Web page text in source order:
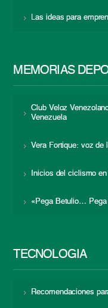
Las ideas para
MEMORIAS
Club Veloz
Venezuela
Vera Fortique: voz de
Inicios del ciclismo
«Pega Betulio…
TECNOLOGÍA
Recomendaciones